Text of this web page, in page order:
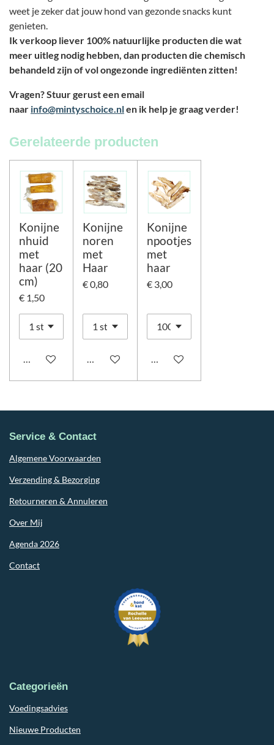
weet je zeker dat jouw hond van gezonde snacks kunt
genieten.
Ik verkoop liever 100% natuurlijke producten die wat
meer uitleg nodig hebben, dan producten die chemisch
behandeld zijn of vol ongezonde ingrediënten zitten!
Vragen? Stuur gerust een email
naar info@mintyschoice.nlen ik help je graag verder!
Gerelateerde producten
Konijne
nhuid
met
haar (20
cm)
€ 1,50
In winkelwagen
Konijne
noren
met
Haar
€ 0,80
In winkelwagen
Konijne
npootjes
met
haar
€ 3,00
In winkelwagen
Service & Contact
Algemene Voorwaarden
Verzending & Bezorging
Retourneren & Annuleren
Over Mij
Agenda 2026
Contact
Categorieën
Voedingsadvies
Nieuwe Producten